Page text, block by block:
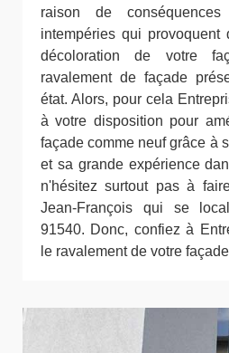
raison de
intempéries qui
décoloration de votre
ravalement de façade
état. Alors, pour cela
à votre disposition pour
façade comme neuf grâce à
et sa grande expérience
n'hésitez surtout pas à
Jean-François qui se
91540. Donc, confiez à
le ravalement de votre